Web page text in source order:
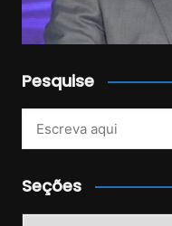
Pesquise
Seções